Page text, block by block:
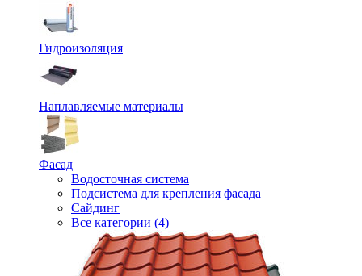
Гидроизоляция
Наплавляемые материалы
Фасад
Водосточная система
Подсистема для крепления фасада
Сайдинг
Все категории (4)